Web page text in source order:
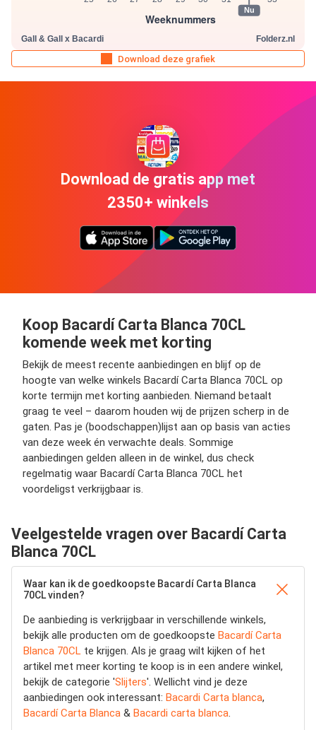
Download deze grafiek
Download de gratis app met
2350+ winkels
Koop Bacardí Carta Blanca 70CL
komende week met korting
Bekijk de meest recente aanbiedingen en blijf op de
hoogte van welke winkels Bacardí Carta Blanca 70CL op
korte termijn met korting aanbieden. Niemand betaalt
graag te veel – daarom houden wij de prijzen scherp in de
gaten. Pas je (boodschappen)lijst aan op basis van acties
van deze week én verwachte deals. Sommige
aanbiedingen gelden alleen in de winkel, dus check
regelmatig waar Bacardí Carta Blanca 70CL het
voordeligst verkrijgbaar is.
Veelgestelde vragen over Bacardí Carta
Blanca 70CL
Waar kan ik de goedkoopste Bacardí Carta Blanca
70CL vinden?
De aanbieding is verkrijgbaar in verschillende winkels,
bekijk alle producten om de goedkoopste Bacardí Carta
Blanca 70CL te krijgen. Als je graag wilt kijken of het
artikel met meer korting te koop is in een andere winkel,
bekijk de categorie 'Slijters'. Wellicht vind je deze
aanbiedingen ook interessant: Bacardi Carta blanca,
Bacardí Carta Blanca & Bacardi carta blanca.